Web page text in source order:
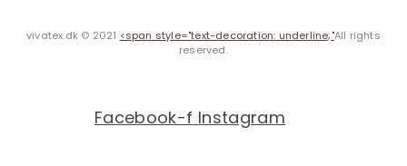
vivatex.dk © 2021 <span style="text-decoration: underline;"All rights
reserved.
Facebook-f Instagram